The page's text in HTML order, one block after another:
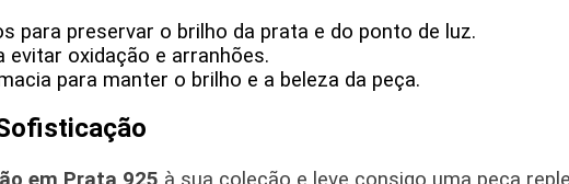
para preservar o brilho da prata e do ponto de luz.
evitar oxidação e arranhões.
para manter o brilho e a beleza da peça.